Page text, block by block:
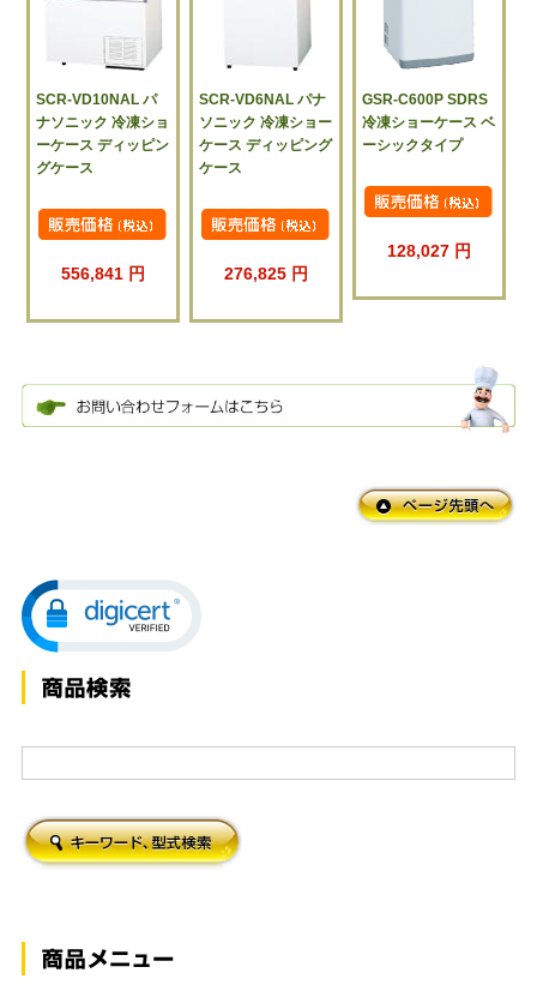
SCR-VD10NAL パ
ナソニック 冷凍ショ
ーケース ディッピン
グケース
556,841 円
SCR-VD6NAL パナ
ソニック 冷凍ショー
ケース ディッピング
ケース
276,825 円
GSR-C600P SDRS
冷凍ショーケース ベ
ーシックタイプ
128,027 円